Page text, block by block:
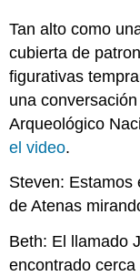
pedimental:
El
templo
de
Afaia
en
Aegina:
Transición
estilos
Estatua
Tan alto como
cubierta de
figurativas
una
Arqueológico
el video.
Steven: Estamos
de Atenas
Beth: El llamado
encontrado